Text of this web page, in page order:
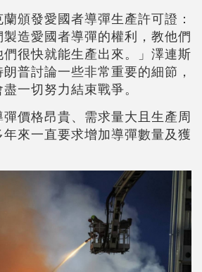
頒發愛國者導彈生產許可證：
製造愛國者導彈的權利，教他們
很快就能生產出來。」澤連斯
普討論一些非常重要的細節，
一切努力結束戰爭。
價格昂貴、需求量大且生產周
來一直要求增加導彈數量及獲